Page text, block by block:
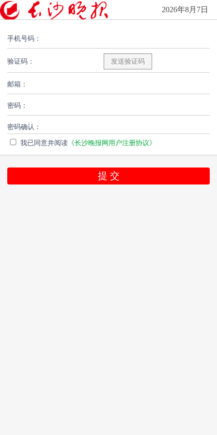
2026年8月7日
手机号码：
验证码：
邮箱：
密码：
密码确认：
我已同意并阅读 《长沙晚报网用户注册协议》
提 交